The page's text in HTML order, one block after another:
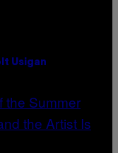
Usigan